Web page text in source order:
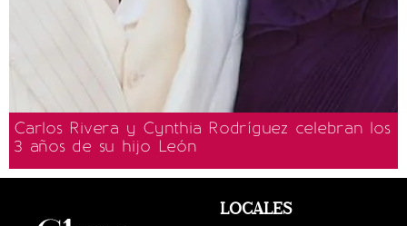
Carlos Rivera y Cynthia Rodríguez celebran los
3 años de su hijo León
LOCALES